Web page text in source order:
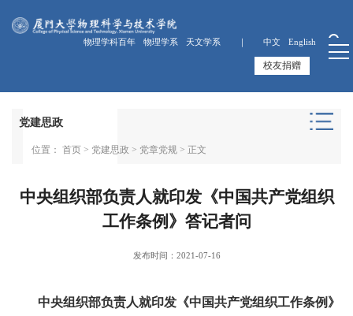
物理学科百年 物理学系 天文学系 ｜ 中文 English
校友捐赠
党建思政
位置： 首页> 党建思政 > 党章党规> 正文
中央组织部负责人就印发《中国共产党组织
工作条例》答记者问
发布时间：2021-07-16
中央组织部负责人就印发《中国共产党组织工作条例》